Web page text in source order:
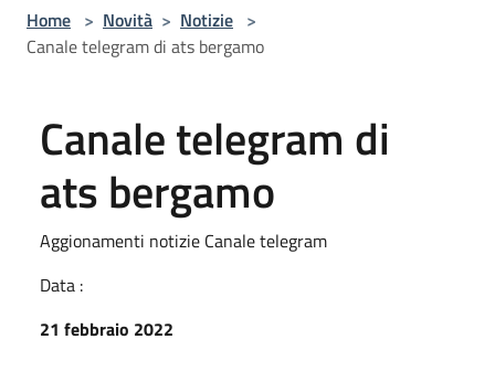
Home > Novità > Notizie >
Canale telegram di ats bergamo
Canale telegram di
ats bergamo
Aggionamenti notizie Canale telegram
Data :
21 febbraio 2022